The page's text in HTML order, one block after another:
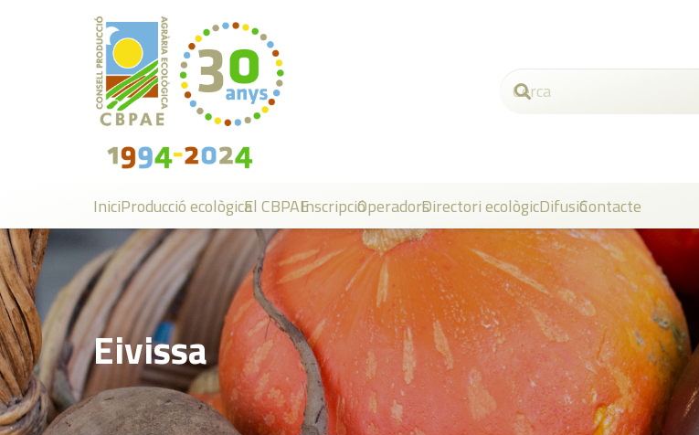
IniciProducció ecològicaEl CBPAEInscripcióOperadorsDirectori ecològicDifusióContacte
Eivissa